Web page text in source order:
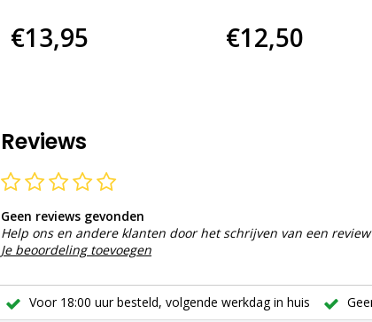
€13,95 €12,50
Reviews
Geen reviews gevonden
Help ons en andere klanten door het schrijven van een review
Je beoordeling toevoegen
Voor 18:00 uur besteld, volgende werkdag in huis